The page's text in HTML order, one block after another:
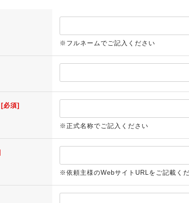
※フルネームでご記入ください
[必須]
※正式名称でご記入ください
※依頼主様のWebサイトURLをご記載くだ